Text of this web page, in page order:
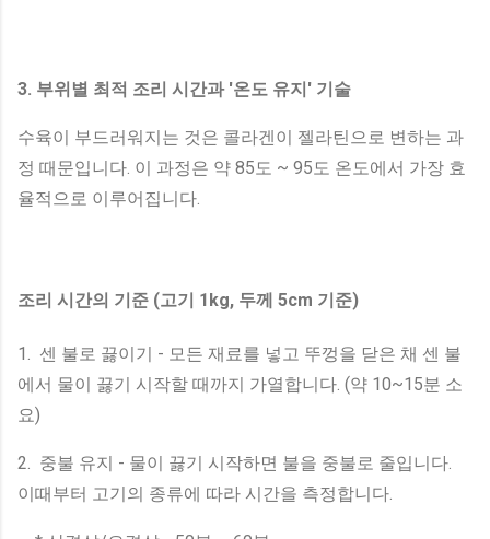
3. 부위별 최적 조리 시간과 '온도 유지' 기술
수육이 부드러워지는 것은 콜라겐이 젤라틴으로 변하는 과
정 때문입니다. 이 과정은 약 85도 ~ 95도 온도에서 가장 효
율적으로 이루어집니다.
조리 시간의 기준 (고기 1kg, 두께 5cm 기준)
1. 센 불로 끓이기 - 모든 재료를 넣고 뚜껑을 닫은 채 센 불
에서 물이 끓기 시작할 때까지 가열합니다. (약 10~15분 소
요)
2. 중불 유지 - 물이 끓기 시작하면 불을 중불로 줄입니다.
이때부터 고기의 종류에 따라 시간을 측정합니다.